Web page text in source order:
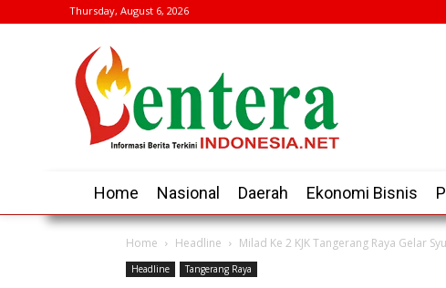
Thursday, August 6, 2026
Home Nasional Daerah Ekonomi Bisnis
Home Headline Milad Ke 2 KJK Tangerang Raya Gelar
Headline Tangerang Raya